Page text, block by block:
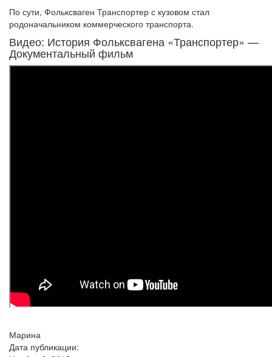
По сути, Фольксваген Транспортер с кузовом стал
родоначальником коммерческого транспорта.
Видео: История Фольксвагена «Транспортер» —
Документальный фильм
Марина
Дата публикации: